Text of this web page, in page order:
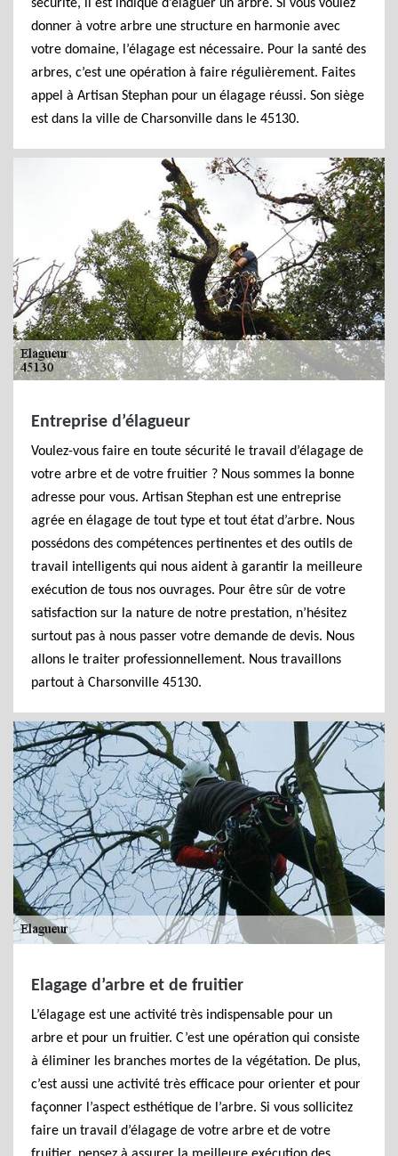
sécurité, il est indiqué d’élaguer un arbre. Si vous voulez
donner à votre arbre une structure en harmonie avec
votre domaine, l’élagage est nécessaire. Pour la santé des
arbres, c’est une opération à faire régulièrement. Faites
appel à Artisan Stephan pour un élagage réussi. Son siège
est dans la ville de Charsonville dans le 45130.
Entreprise d’élagueur
Voulez-vous faire en toute sécurité le travail d’élagage de
votre arbre et de votre fruitier ? Nous sommes la bonne
adresse pour vous. Artisan Stephan est une entreprise
agrée en élagage de tout type et tout état d’arbre. Nous
possédons des compétences pertinentes et des outils de
travail intelligents qui nous aident à garantir la meilleure
exécution de tous nos ouvrages. Pour être sûr de votre
satisfaction sur la nature de notre prestation, n’hésitez
surtout pas à nous passer votre demande de devis. Nous
allons le traiter professionnellement. Nous travaillons
partout à Charsonville 45130.
Elagage d’arbre et de fruitier
L’élagage est une activité très indispensable pour un
arbre et pour un fruitier. C’est une opération qui consiste
à éliminer les branches mortes de la végétation. De plus,
c’est aussi une activité très efficace pour orienter et pour
façonner l’aspect esthétique de l’arbre. Si vous sollicitez
faire un travail d’élagage de votre arbre et de votre